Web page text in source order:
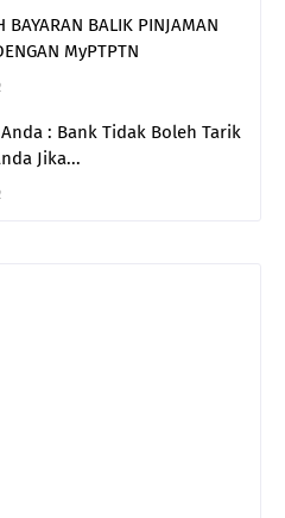
BAYARAN BALIK PINJAMAN
MyPTPTN
: Bank Tidak Boleh Tarik
Jika...